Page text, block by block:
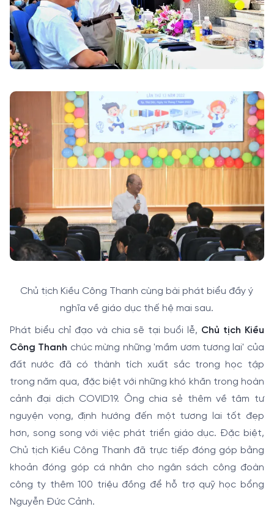
Chủ tịch Kiều Công Thanh cùng bài phát biểu đầy ý
nghĩa về giáo dục thế hệ mai sau.
Phát biểu chỉ đạo và chia sẽ tại buổi lễ, Chủ tịch Kiều
Công Thanh chúc mừng những 'mầm ươm tương lai' của
đất nước đã có thành tích xuất sắc trong học tập
trong năm qua, đặc biệt với những khó khăn trong hoàn
cảnh đại dịch COVID19. Ông chia sẻ thêm về tâm tư
nguyện vọng, định hướng đến một tương lai tốt đẹp
hơn, song song với việc phát triển giáo dục. Đặc biệt,
Chủ tịch Kiều Công Thanh đã trực tiếp đóng góp bằng
khoản đóng góp cá nhân cho ngân sách công đoàn
công ty thêm 100 triệu đồng để hỗ trợ quỹ học bổng
Nguyễn Đức Cảnh.